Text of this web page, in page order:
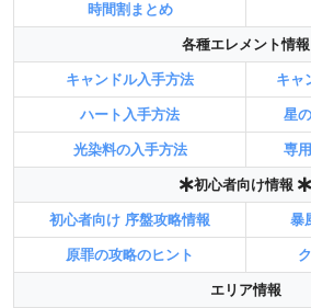
時間割まとめ
各種エレメント情報
キャンドル入手方法 キャ
ハート入手方法 星
光染料の入手方法 専
初心者向け情報
初心者向け 序盤攻略情報 暴
原罪の攻略のヒント
エリア情報